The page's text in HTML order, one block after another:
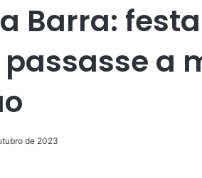
Barra:
a
de 2023